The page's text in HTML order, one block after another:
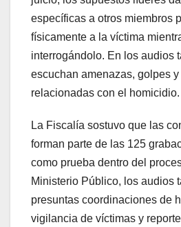
específicas a otros miembros
físicamente a la víctima
interrogándolo. En los audios
escuchan amenazas, golpes
relacionadas con el homicidio.
La Fiscalía sostuvo que las
forman parte de las 125
como prueba dentro del
Ministerio Público, los audios
presuntas coordinaciones de
vigilancia de víctimas y